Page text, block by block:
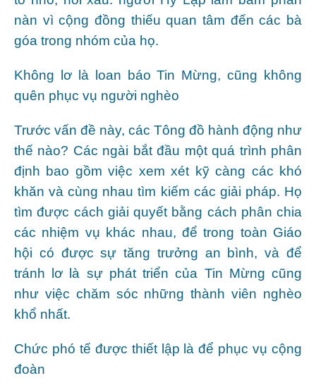
nàn vì cộng đồng thiếu quan tâm đến các bà
góa trong nhóm của họ.
Không lơ là loan báo Tin Mừng, cũng không
quên phục vụ người nghèo
Trước vấn đề này, các Tông đồ hành động như
thế nào? Các ngài bắt đầu một quá trình phân
định bao gồm việc xem xét kỹ càng các khó
khăn và cùng nhau tìm kiếm các giải pháp. Họ
tìm được cách giải quyết bằng cách phân chia
các nhiệm vụ khác nhau, để trong toàn Giáo
hội có được sự tăng trưởng an bình, và để
tránh lơ là sự phát triển của Tin Mừng cũng
như việc chăm sóc những thành viên nghèo
khổ nhất.
Chức phó tế được thiết lập là để phục vụ cộng
đoàn